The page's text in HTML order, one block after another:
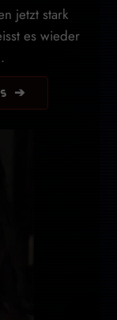
jetzt stark
es wieder
➔